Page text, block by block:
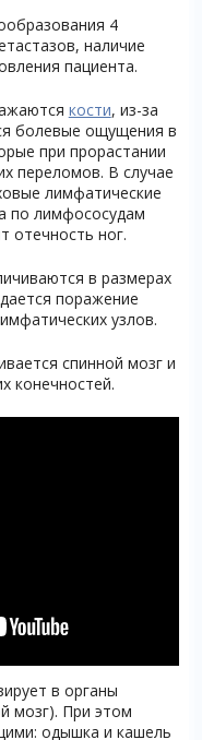
4
наличие
пациента.
кости, из-за
болевые ощущения в
при прорастании
переломов. В случае
лимфатические
по лимфососудам
отечность ног.
в размерах
поражение
узлов.
спинной мозг и
конечностей.
в органы
мозг). При этом
одышка и кашель